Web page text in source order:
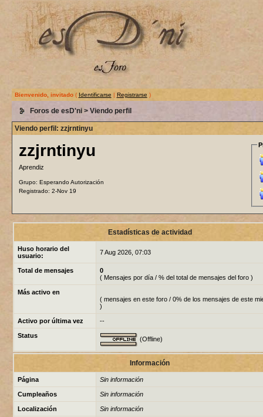
Bienvenido, invitado( Identificarse | Registrarse )
Foros de esD'ni> Viendo perfil
Viendo perfil: zzjrntinyu
zzjrntinyu
Aprendiz
Grupo: Esperando Autorización
Registrado: 2-Nov 19
Estadísticas de actividad
Huso horario del
usuario:
7 Aug 2026, 07:03
Total de mensajes
0
( Mensajes por día / % del total de mensajes del foro )
Más activo en
( mensajes en este foro / 0% de los mensajes de este
)
Activo por última vez --
Status (Offline)
Información
Página Sin información
Cumpleaños Sin información
Localización Sin información